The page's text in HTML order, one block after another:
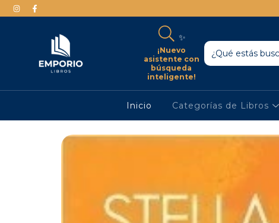
✨
¡Nuevo
asistente con
búsqueda
inteligente!
Inicio Categorías de Libros